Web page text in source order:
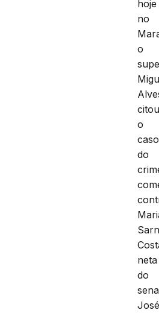
hoje
no
o
o
caso
do
neta
do